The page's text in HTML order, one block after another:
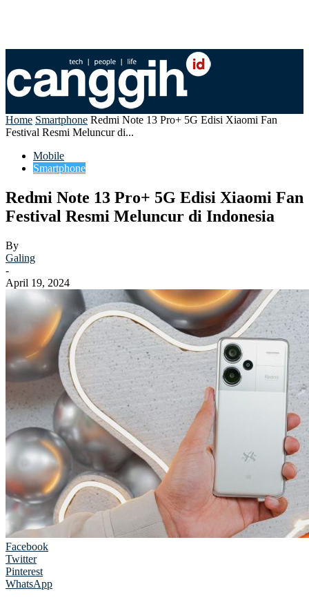
Home Smartphone Redmi Note 13 Pro+ 5G Edisi Xiaomi Fan
Festival Resmi Meluncur di...
Mobile
Smartphone
Redmi Note 13 Pro+ 5G Edisi Xiaomi Fan
Festival Resmi Meluncur di Indonesia
By
Galing
-
April 19, 2024
Facebook
Twitter
Pinterest
WhatsApp